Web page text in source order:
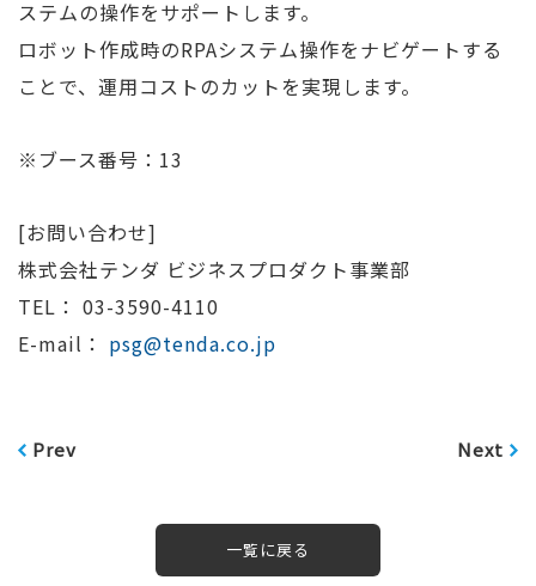
ステムの操作をサポートします。
ロボット作成時のRPAシステム操作をナビゲートする
ことで、運用コストのカットを実現します。
※ブース番号：13
[お問い合わせ]
株式会社テンダ ビジネスプロダクト事業部
TEL： 03-3590-4110
E-mail： psg@tenda.co.jp
Prev Next
一覧に戻る